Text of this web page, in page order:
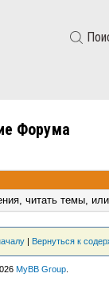
Форума
читать темы,
| Вернуться к
MyBB Group